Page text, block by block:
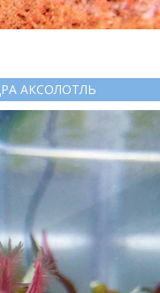
АКСОЛОТЛЬ